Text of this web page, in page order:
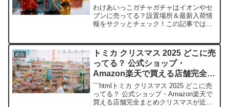
ク！
わけあいっこガチャガチャはイオンやセ
ブンに売ってる？設置場所＆最新入荷情
報をサクッとチェック！この記事では、
安く買える場所などを手短に紹介しま
す。店舗平均価格（1カプセ...
総合
トミカ クリスマス 2025 どこに売
ってる？ 公式ショップ・
Amazon楽天で買える店舗完全ま
とめ
```htmlトミカ クリスマス 2025 どこに売
ってる？ 公式ショップ・Amazon楽天で
買える店舗完全まとめクリスマスが近づ